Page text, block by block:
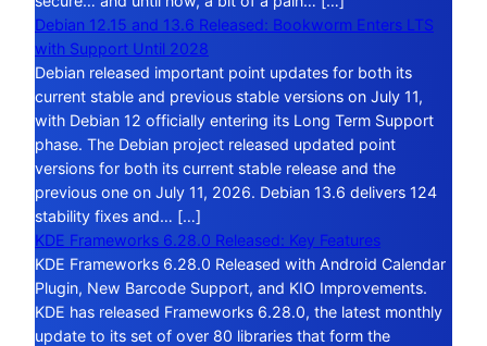
Debian 12.15 and 13.6 Released: Bookworm Enters LTS
with Support Until 2028
Debian released important point updates for both its
current stable and previous stable versions on July 11,
with Debian 12 officially entering its Long Term Support
phase. The Debian project released updated point
versions for both its current stable release and the
previous one on July 11, 2026. Debian 13.6 delivers 124
stability fixes and… […]
KDE Frameworks 6.28.0 Released: Key Features
KDE Frameworks 6.28.0 Released with Android Calendar
Plugin, New Barcode Support, and KIO Improvements.
KDE has released Frameworks 6.28.0, the latest monthly
update to its set of over 80 libraries that form the